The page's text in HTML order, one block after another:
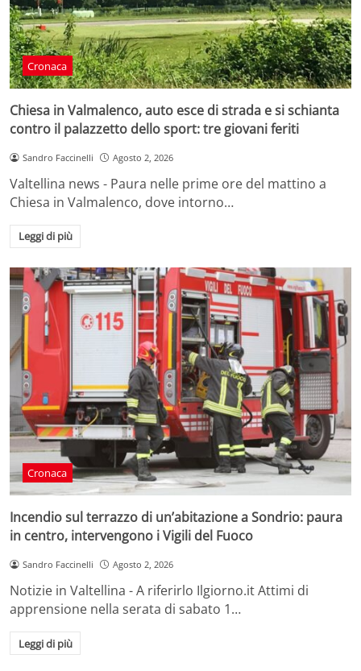
Cronaca
Chiesa in Valmalenco, auto esce di strada e si schianta
contro il palazzetto dello sport: tre giovani feriti
Sandro Faccinelli Agosto 2, 2026
Valtellina news - Paura nelle prime ore del mattino a
Chiesa in Valmalenco, dove intorno…
Leggi di più
Cronaca
Incendio sul terrazzo di un’abitazione a Sondrio: paura
in centro, intervengono i Vigili del Fuoco
Sandro Faccinelli Agosto 2, 2026
Notizie in Valtellina - A riferirlo Ilgiorno.it Attimi di
apprensione nella serata di sabato 1…
Leggi di più